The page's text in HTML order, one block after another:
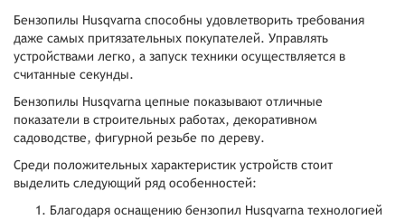
Бензопилы Husqvarna способны удовлетворить требования
даже самых притязательных покупателей. Управлять
устройствами легко, а запуск техники осуществляется в
считанные секунды.
Бензопилы Husqvarna цепные показывают отличные
показатели в строительных работах, декоративном
садоводстве, фигурной резьбе по дереву.
Среди положительных характеристик устройств стоит
выделить следующий ряд особенностей:
Благодаря оснащению бензопил Husqvarna технологией